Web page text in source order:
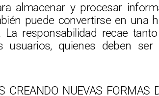
almacenar y procesar
puede convertirse en una
La responsabilidad recae
usuarios, quienes deben
CREANDO NUEVAS FORMAS